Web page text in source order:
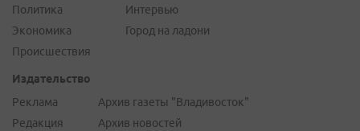
Политика
Экономика
Происшествия
Интервью
Город на ладони
Издательство
Реклама
Редакция
Архив газеты "Владивосток"
Архив новостей